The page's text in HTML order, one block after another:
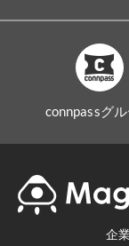
connpassグ
企